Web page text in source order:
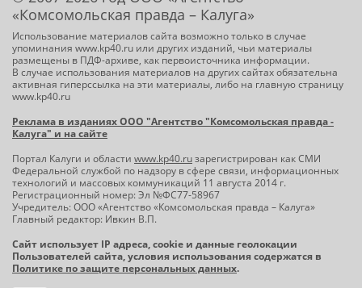
«Комсомольская правда – Калуга»
Использование материалов сайта возможно только в случае
упоминания www.kp40.ru или других изданий, чьи материалы
размещены в ПДФ-архиве, как первоисточника информации.
В случае использования материалов на других сайтах обязательна
активная гиперссылка на эти материалы, либо на главную страницу
www.kp40.ru
Реклама в изданиях ООО "Агентство "Комсомольская правда -
Калуга" и на сайте
Портал Калуги и области www.kp40.ruзарегистрирован как СМИ
Федеральной службой по надзору в сфере связи, информационных
технологий и массовых коммуникаций 11 августа 2014 г.
Регистрационный номер: Эл №ФС77-58967
Учредитель: ООО «Агентство «Комсомольская правда – Калуга»
Главный редактор: Ивкин В.П.
Сайт использует IP адреса, cookie и данные геолокации
Пользователей сайта, условия использования содержатся в
Политике по защите персональных данных.